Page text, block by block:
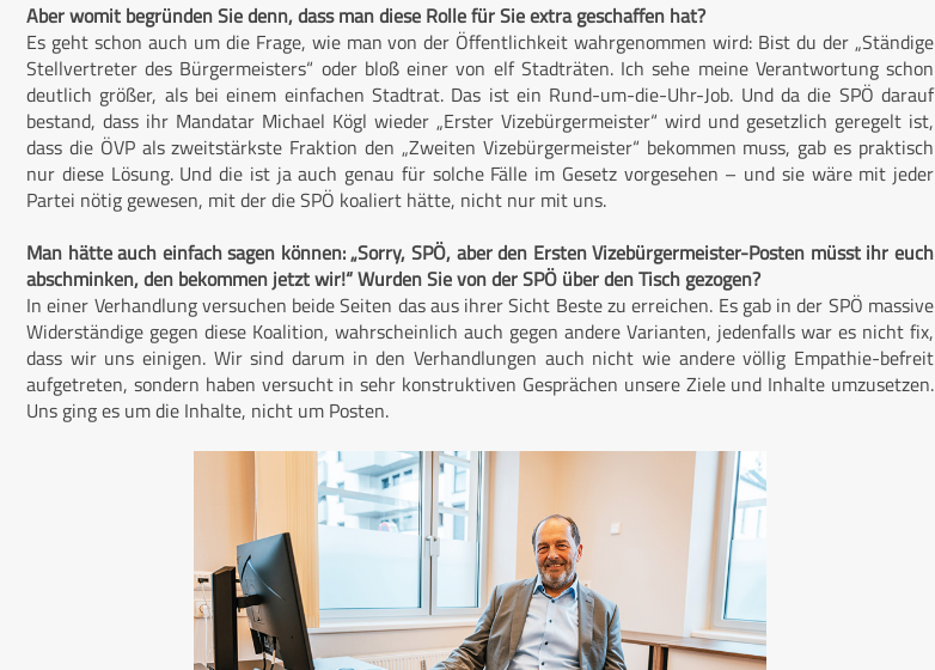
Aber womit begründen Sie denn, dass man diese Rolle für Sie extra geschaffen hat?
Es geht schon auch um die Frage, wie man von der Öffentlichkeit wahrgenommen wird: Bist du der „Ständige
Stellvertreter des Bürgermeisters“ oder bloß einer von elf Stadträten. Ich sehe meine Verantwortung schon
deutlich größer, als bei einem einfachen Stadtrat. Das ist ein Rund-um-die-Uhr-Job. Und da die SPÖ darauf
bestand, dass ihr Mandatar Michael Kögl wieder „Erster Vizebürgermeister“ wird und gesetzlich geregelt ist,
dass die ÖVP als zweitstärkste Fraktion den „Zweiten Vizebürgermeister“ bekommen muss, gab es praktisch
nur diese Lösung. Und die ist ja auch genau für solche Fälle im Gesetz vorgesehen – und sie wäre mit jeder
Partei nötig gewesen, mit der die SPÖ koaliert hätte, nicht nur mit uns.
Man hätte auch einfach sagen können: „Sorry, SPÖ, aber den Ersten Vizebürgermeister-Posten müsst ihr euch
abschminken, den bekommen jetzt wir!“ Wurden Sie von der SPÖ über den Tisch gezogen?
In einer Verhandlung versuchen beide Seiten das aus ihrer Sicht Beste zu erreichen. Es gab in der SPÖ massive
Widerständige gegen diese Koalition, wahrscheinlich auch gegen andere Varianten, jedenfalls war es nicht fix,
dass wir uns einigen. Wir sind darum in den Verhandlungen auch nicht wie andere völlig Empathie-befreit
aufgetreten, sondern haben versucht in sehr konstruktiven Gesprächen unsere Ziele und Inhalte umzusetzen.
Uns ging es um die Inhalte, nicht um Posten.